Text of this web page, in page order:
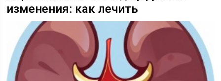
изменения: как лечить